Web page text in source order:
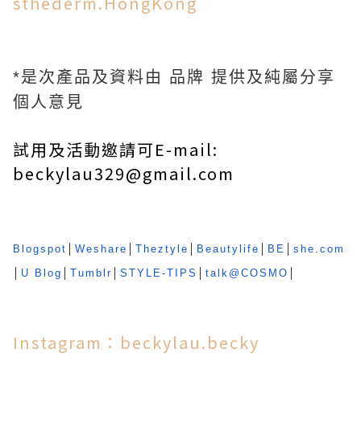
*是次產品及資料由 品牌 提供及純屬分享
個人意見
試用及活動邀請可E-mail:
beckylau329@gmail.com
Blogspot Weshare Theztyle Beautylife BE
she.com
U Blog Tumblr STYLE-TIPS talk@COSMO
Instagram：beckylau.becky